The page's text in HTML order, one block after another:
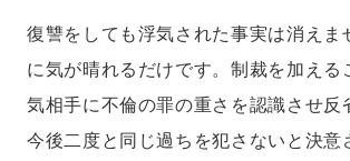
復讐をしても浮気された事実は消えま
に気が晴れるだけです。制裁を加える
気相手に不倫の罪の重さを認識させ反
今後二度と同じ過ちを犯さないと決意